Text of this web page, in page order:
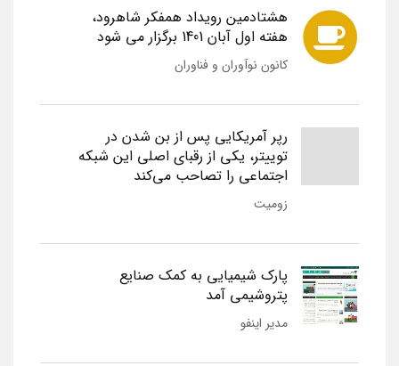
هشتادمین رویداد همفکر شاهرود،
هفته اول آبان 1401 برگزار می شود
کانون نوآوران و فناوران
رپر آمریکایی پس از بن شدن در
توییتر، یکی از رقبای اصلی این شبکه
اجتماعی را تصاحب می‌کند
زومیت
پارک شیمیایی به کمک صنایع
پتروشیمی آمد
مدیر اینفو